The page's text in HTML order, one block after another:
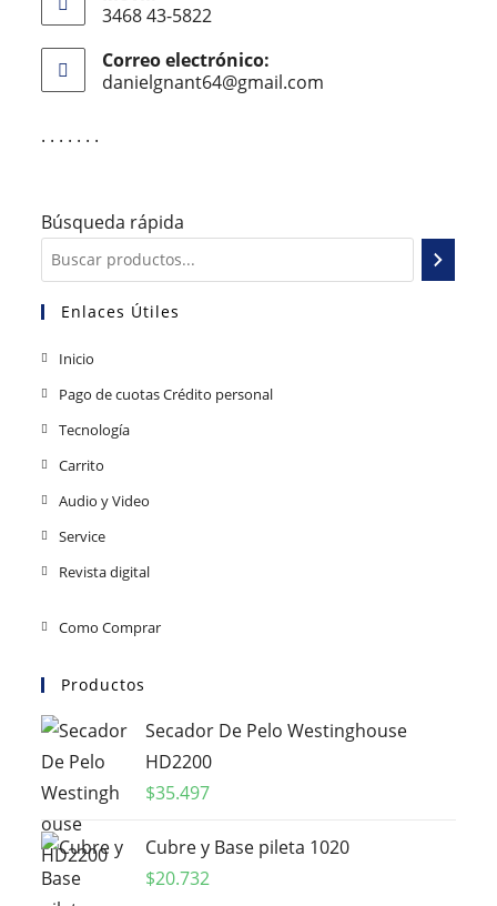
3468 43-5822
Correo electrónico:
danielgnant64@gmail.com
. . . . . . .
Búsqueda rápida
Enlaces Útiles
Inicio
Pago de cuotas Crédito personal
Tecnología
Carrito
Audio y Video
Service
Revista digital
Como Comprar
Productos
Secador De Pelo Westinghouse
HD2200
$35.497
Cubre y Base pileta 1020
$20.732